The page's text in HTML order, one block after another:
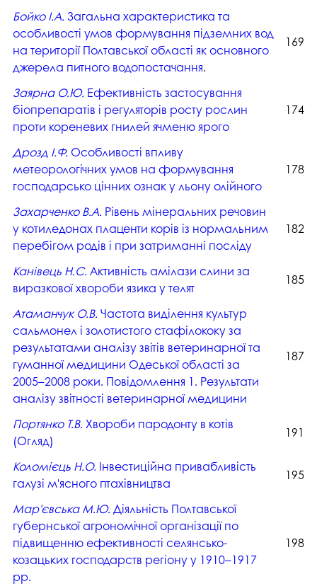
Бойко І.А. Загальна характеристика та
особливості умов формування підземних вод
на території Полтавської області як основного
джерела питного водопостачання.
169
Заярна О.Ю. Ефективність застосування
біопрепаратів і регуляторів росту рослин
проти кореневих гнилей ячменю ярого
174
Дрозд І.Ф. Особливості впливу
метеорологічних умов на формування
господарсько цінних ознак у льону олійного
178
Захарченко В.А. Рівень мінеральних речовин
у котиледонах плаценти корів із нормальним
перебігом родів і при затриманні посліду
182
Канівець Н.С. Активність амілази слини за
виразкової хвороби язика у телят
185
Атаманчук О.В. Частота виділення культур
сальмонел і золотистого стафілококу за
результатами аналізу звітів ветеринарної та
гуманної медицини Одеської області за
2005–2008 роки. Повідомлення 1. Результати
аналізу звітності ветеринарної медицини
187
Портянко Т.В. Хвороби пародонту в котів
(Огляд)
191
Коломієць Н.О. Інвестиційна привабливість
галузі м'ясного птахівництва
195
Мар'євська М.Ю. Діяльність Полтавської
губернської агрономічної організації по
підвищенню ефективності селянсько-
козацьких господарств регіону у 1910–1917
рр.
198